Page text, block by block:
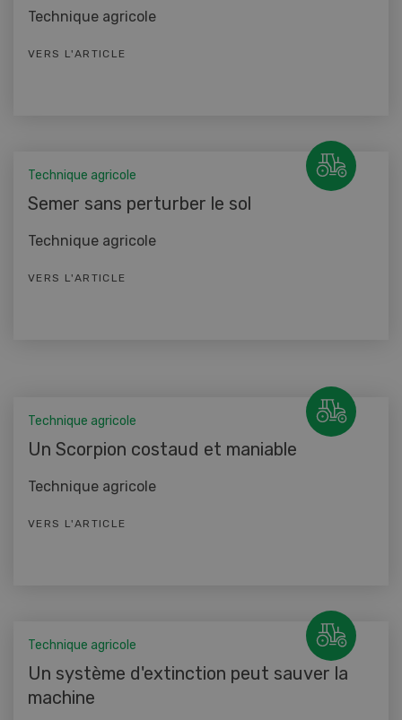
Technique agricole
VERS L'ARTICLE
Technique agricole
Semer sans perturber le sol
Technique agricole
VERS L'ARTICLE
Technique agricole
Un Scorpion costaud et maniable
Technique agricole
VERS L'ARTICLE
Technique agricole
Un système d'extinction peut sauver la
machine